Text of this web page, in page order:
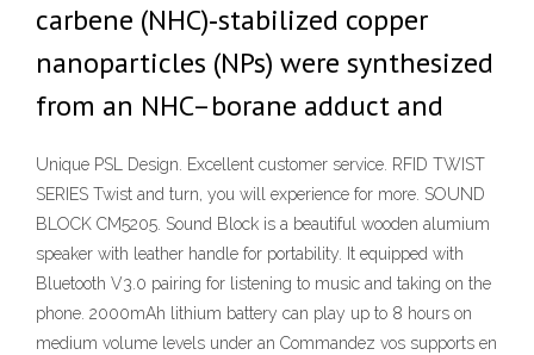
carbene (NHC)‐stabilized copper
nanoparticles (NPs) were synthesized
from an NHC–borane adduct and
Unique PSL Design. Excellent customer service. RFID TWIST
SERIES Twist and turn, you will experience for more. SOUND
BLOCK CM5205. Sound Block is a beautiful wooden alumium
speaker with leather handle for portability. It equipped with
Bluetooth V3.0 pairing for listening to music and taking on the
phone. 2000mAh lithium battery can play up to 8 hours on
medium volume levels under an Commandez vos supports en